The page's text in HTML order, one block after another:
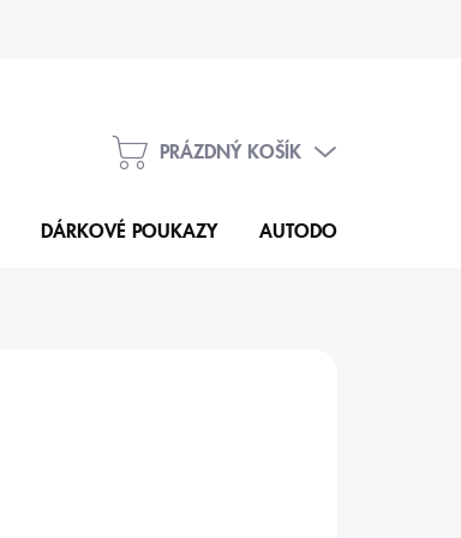
NÁKUPNÍ
PRÁZDNÝ KOŠÍK
DÁRKOVÉ POUKAZY AUTODOPLŇKY